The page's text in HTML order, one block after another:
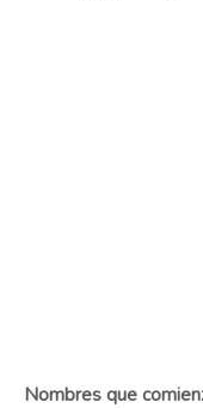
Nombres que